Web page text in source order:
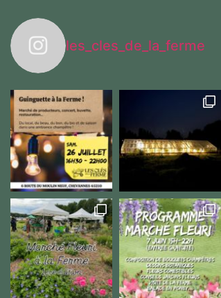
les_cles_de_la_ferme